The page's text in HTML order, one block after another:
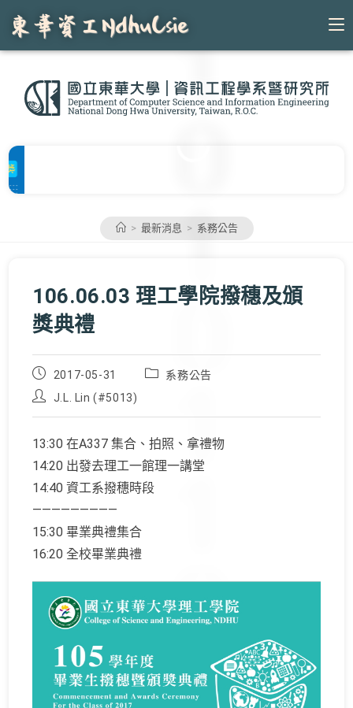
content
> 最新消息 > 系務公告
106.06.03 理工學院撥穗及頒
獎典禮
Post
published:
2017-05-31
Post
系務公告
Post
J.L. Lin (#5013)
13:30 在A337 集合、拍照、拿禮物
14:20 出發去理工一館理一講堂
14:40 資工系撥穗時段
—————————
15:30 畢業典禮集合
16:20 全校畢業典禮